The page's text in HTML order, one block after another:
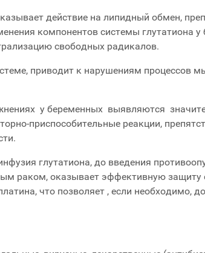
действие на липидный обмен,
компонентов системы глутатиона
свободных радикалов.
приводит к нарушениям процессов
у беременных выявляются
приспособительные реакции,
глутатиона, до введения
раком, оказывает эффективную защиту
что позволяет , если необходимо,